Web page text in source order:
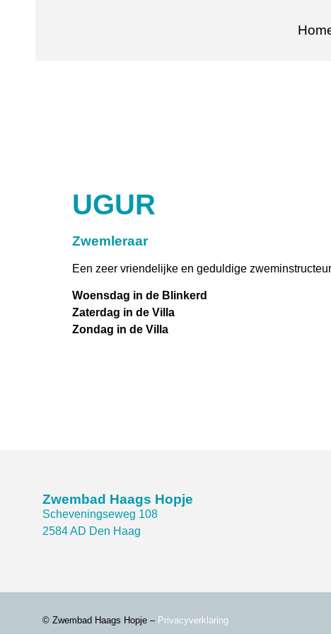
UGUR
Zwemleraar
Een zeer vriendelijke en geduldige
Woensdag in de Blinkerd
Zaterdag in de Villa
Zondag in de Villa
Zwembad Haags Hopje
Scheveningseweg 108
2584 AD Den Haag
© Zwembad Haags Hopje – Privacyverklaring